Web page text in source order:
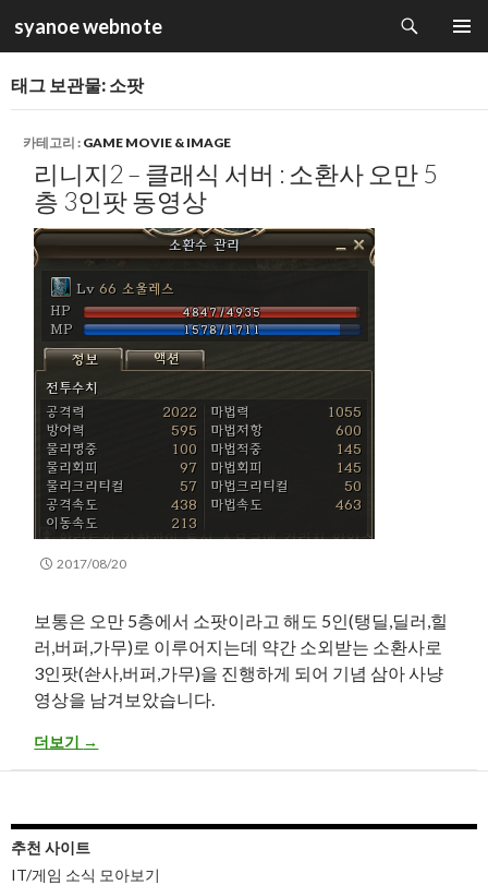
syanoe webnote
색
츠
로
건
태그 보관물: 소팟
카테고리 : GAME MOVIE & IMAGE
리니지2 – 클래식 서버 : 소환사 오만 5
층 3인팟 동영상
2017/08/20
보통은 오만 5층에서 소팟이라고 해도 5인(탱딜,딜러,힐
러,버퍼,가무)로 이루어지는데 약간 소외받는 소환사로
3인팟(솬사,버퍼,가무)을 진행하게 되어 기념 삼아 사냥
영상을 남겨보았습니다.
리니지2 – 클래식 서버 : 소환사 오만 5층 3인팟 동영상
더보기 →
추천 사이트
IT/게임 소식 모아보기